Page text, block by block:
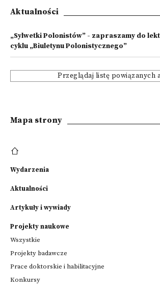
Aktualności
„Sylwetki Polonistów” - zapraszamy do
cyklu „Biuletynu Polonistycznego”
Przeglądaj listę powiązanych
Mapa strony
Wydarzenia
Aktualności
Artykuły i wywiady
Projekty naukowe
Wszystkie
Projekty badawcze
Prace doktorskie i habilitacyjne
Konkursy